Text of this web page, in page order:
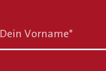
Dein Vorname*